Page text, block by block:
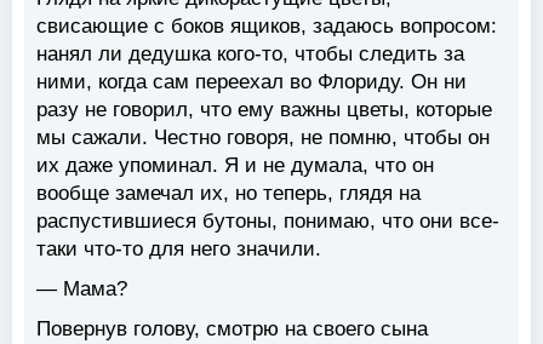
свисающие с боков ящиков, задаюсь вопросом:
нанял ли дедушка кого-то, чтобы следить за
ними, когда сам переехал во Флориду. Он ни
разу не говорил, что ему важны цветы, которые
мы сажали. Честно говоря, не помню, чтобы он
их даже упоминал. Я и не думала, что он
вообще замечал их, но теперь, глядя на
распустившиеся бутоны, понимаю, что они все-
таки что-то для него значили.
— Мама?
Повернув голову, смотрю на своего сына